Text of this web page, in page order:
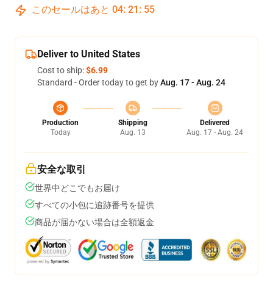
このセールはあと 04: 21 : 54
Deliver to United States
Cost to ship:$6.99
Standard - Order today to get byAug. 17 - Aug. 24
Production
Today
Shipping
Aug. 13
Delivered
Aug. 17 - Aug. 24
安全な取引
世界中どこでもお届け
すべての小包に追跡番号を提供
商品が届かない場合は全額返金